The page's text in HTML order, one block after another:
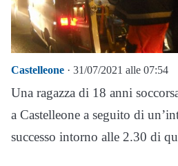
Castelleone · 31/07/2021 alle 07:54
Una ragazza di 18 anni
a Castelleone a seguito di
successo intorno alle 2.30 di